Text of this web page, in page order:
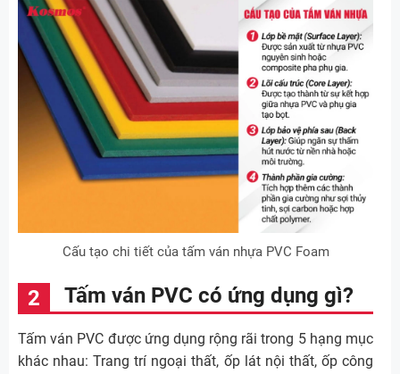
Cấu tạo chi tiết của tấm ván nhựa PVC Foam
Tấm ván PVC có ứng dụng gì?
Tấm ván PVC được ứng dụng rộng rãi trong 5 hạng mục
khác nhau: Trang trí ngoại thất, ốp lát nội thất, ốp công